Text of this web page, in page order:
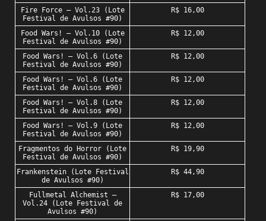
Fire Force – Vol.23 (Lote
Festival de Avulsos #90)
R$ 16,00
Food Wars! – Vol.10 (Lote
Festival de Avulsos #90)
R$ 12,00
Food Wars! – Vol.6 (Lote
Festival de Avulsos #90)
R$ 12,00
Food Wars! – Vol.6 (Lote
Festival de Avulsos #90)
R$ 12,00
Food Wars! – Vol.8 (Lote
Festival de Avulsos #90)
R$ 12,00
Food Wars! – Vol.9 (Lote
Festival de Avulsos #90)
R$ 12,00
Fragmentos do Horror (Lote
Festival de Avulsos #90)
R$ 19,90
Frankenstein (Lote Festival
de Avulsos #90)
R$ 44,90
Fullmetal Alchemist –
Vol.24 (Lote Festival de
Avulsos #90)
R$ 17,00